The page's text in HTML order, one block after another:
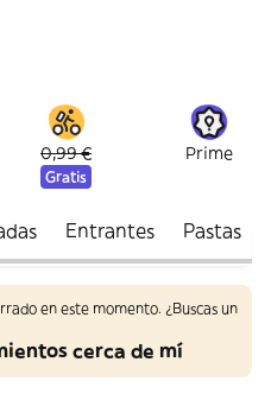
0,99 €
Gratis
Prime
Entrantes Pastas
en este momento. ¿Buscas un
cerca de mí